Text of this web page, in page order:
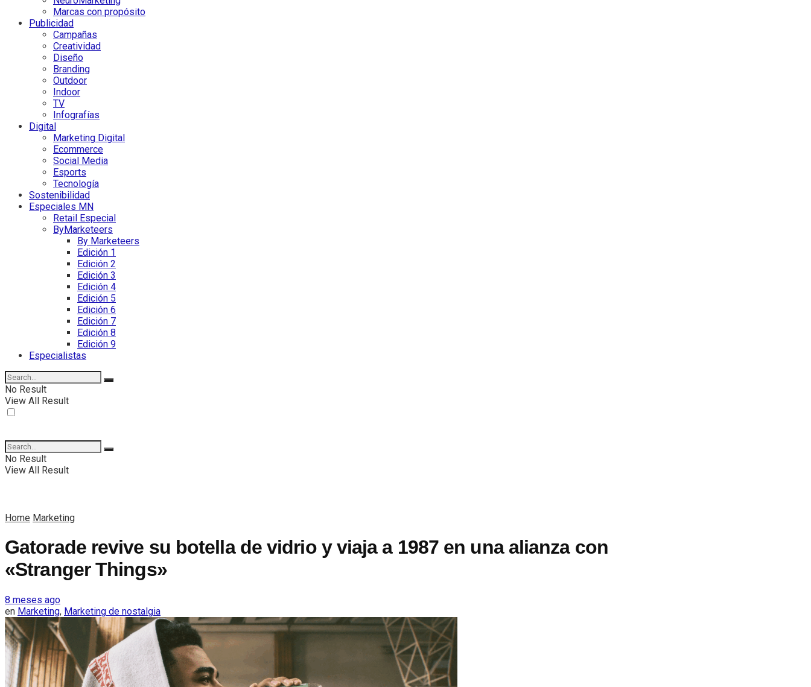
Marcas con propósito
Publicidad
Campañas
Creatividad
Diseño
Branding
Outdoor
Indoor
TV
Infografías
Digital
Marketing Digital
Ecommerce
Social Media
Esports
Tecnología
Sostenibilidad
Especiales MN
Retail Especial
ByMarketeers
By Marketeers
Edición 1
Edición 2
Edición 3
Edición 4
Edición 5
Edición 6
Edición 7
Edición 8
Edición 9
Especialistas
No Result
View All Result
No Result
View All Result
Home Marketing
Gatorade revive su botella de vidrio y viaja a 1987 en una alianza con
«Stranger Things»
8 meses ago
en Marketing, Marketing de nostalgia